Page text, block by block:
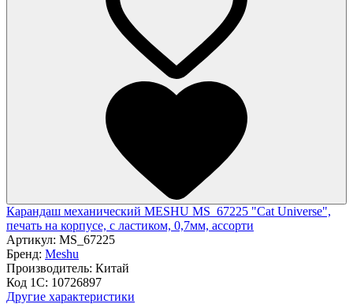
Карандаш механический MESHU MS_67225 "Cat Universe",
печать на корпусе, с ластиком, 0,7мм, ассорти
Артикул: MS_67225
Бренд: Meshu
Производитель: Китай
Код 1С: 10726897
Другие характеристики